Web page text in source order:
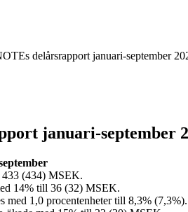
delårsrapport januari-september
januari-september
(434) MSEK.
14% till 36 (32) MSEK.
med 1,0 procentenheter till 8,3% (7,3%).